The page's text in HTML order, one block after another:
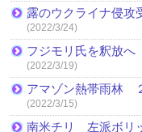
露のウクライナ侵
(2022/3/24)
フジモリ氏を釈放
(2022/3/19)
アマゾン熱帯雨林
(2022/3/15)
南米チリ 左派ボリ